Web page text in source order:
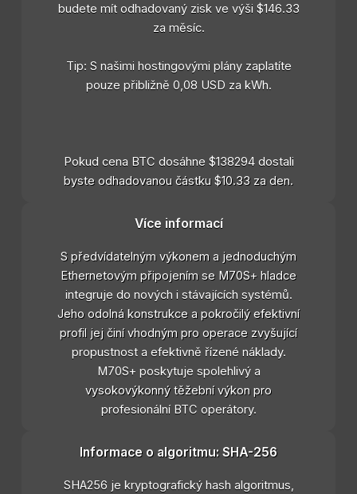
budete mít odhadovaný zisk ve výši $146.33
za měsíc.
Tip: S našimi hostingovými plány zaplatíte
pouze přibližně 0,08 USD za kWh.
Pokud cena BTC dosáhne $138294 dostali
byste odhadovanou částku $10.33 za den.
Více informací
S předvídatelným výkonem a jednoduchým
Ethernetovým připojením se M70S+ hladce
integruje do nových i stávajících systémů.
Jeho odolná konstrukce a pokročilý efektivní
profil jej činí vhodným pro operace zvyšující
propustnost a efektivně řízené náklady.
M70S+ poskytuje spolehlivý a
vysokovýkonný těžební výkon pro
profesionální BTC operátory.
Informace o algoritmu: SHA-256
SHA256 je kryptografický hash algoritmus,